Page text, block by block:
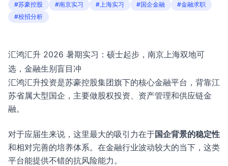
#苏豪控股
#南京实习 #上海实习 #国企金融
#金融求职
#校招分析
汇鸿汇升 2026 暑期实习：硕士起步，南京上海双地可
选，金融生别盲目冲
汇鸿汇升投资是苏豪控股集团旗下的核心金融平台，背靠江
苏省属大型国企，主要做股权投资、资产管理和供应链金
融。
对于应届生来说，这里最大的吸引力在于国企背景的稳定性
和相对完善的培养体系。在金融行业波动较大的当下，这类
平台能提供不错的抗风险能力。